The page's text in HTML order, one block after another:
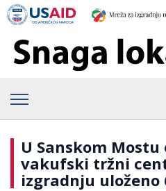
U Sanskom
vakufski tržni
izgradnju uloženo